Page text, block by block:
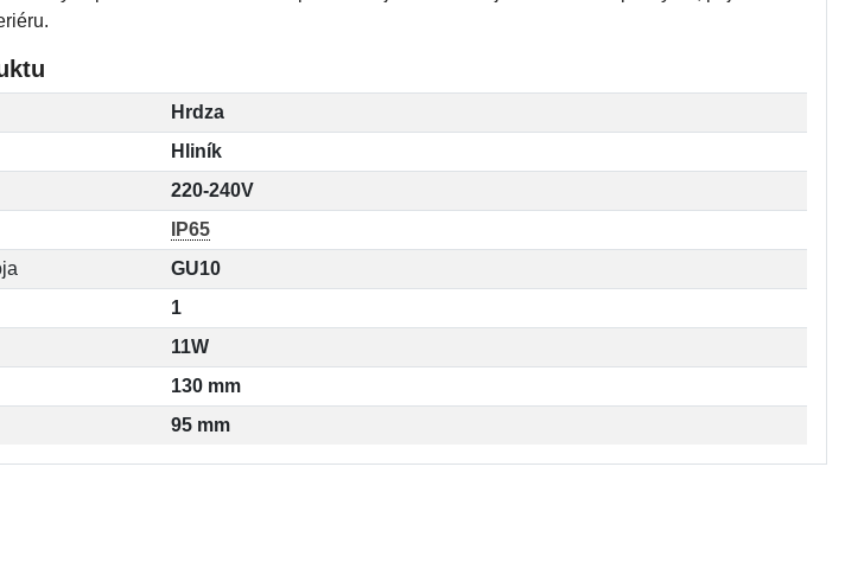
Hrdza
Hliník
220-240V
IP65
GU10
1
11W
130 mm
95 mm